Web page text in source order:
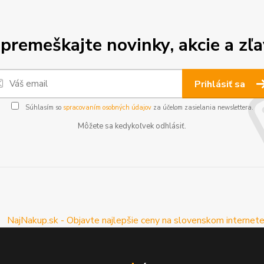
novinky, akcie a
Prihlásiť sa
Súhlasím so spracovaním osobných údajovza účelom zasielania newslettera.
Môžete sa kedykoľvek odhlásiť.